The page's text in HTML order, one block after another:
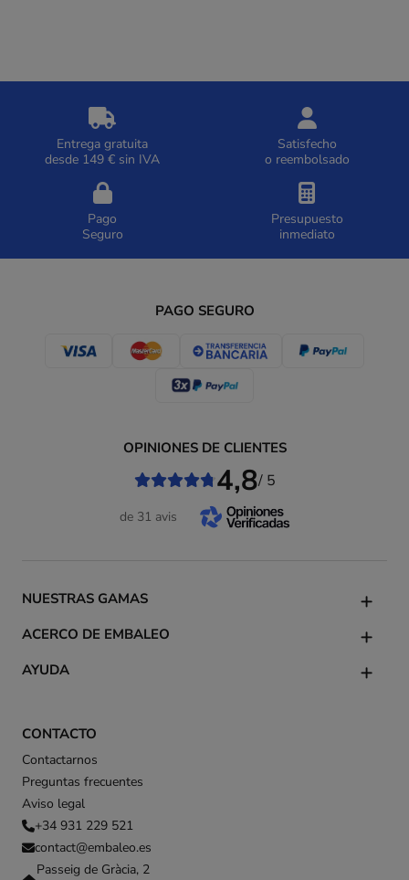
Entrega gratuita
desde 149 € sin IVA
Satisfecho
o reembolsado
Pago
Seguro
Presupuesto
inmediato
PAGO SEGURO
CONTACTO
Contactarnos
Preguntas frecuentes
Aviso legal
+34 931 229 521
contact@embaleo.es
Passeig de Gràcia, 2
NUESTRAS GAMAS
ACERCO DE EMBALEO
AYUDA
OPINIONES DE CLIENTES
4,8/ 5
de 31 avis